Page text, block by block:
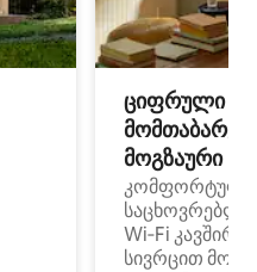
ციფრული
მოგზაური
კომფორტული
Wi‑Fi
სივრცით